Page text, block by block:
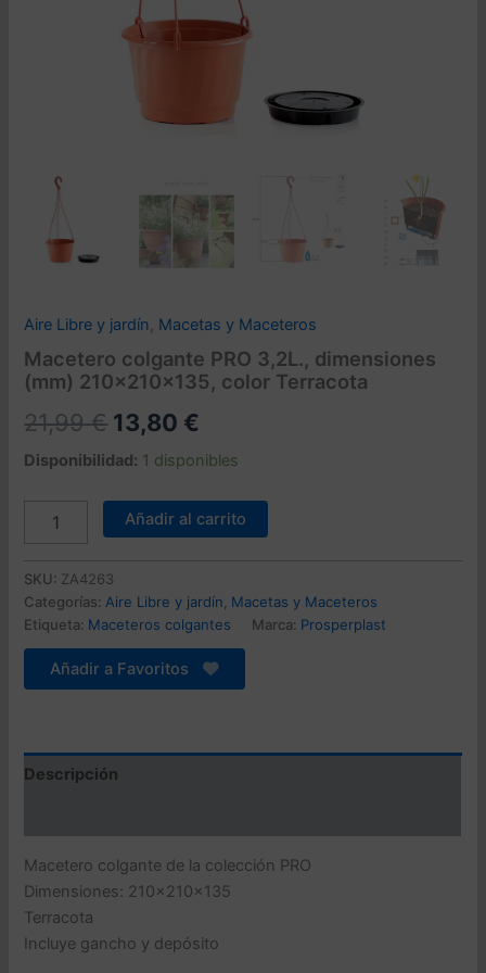
Aire Libre y jardín, Macetas y Maceteros
Macetero colgante PRO 3,2L., dimensiones
(mm) 210x210x135, color Terracota
21,99€ El
precio
original
era:
21,99 €.
13,80 €
precio
actual
es:
Disponibilidad: 1 disponibles
colgante
3,2L.,
dimensiones
(mm)
color
Terracota
Añadir al carrito
SKU: ZA4263
Categorías:Aire Libre y jardín, Macetas y Maceteros
Etiqueta: Maceteros colgantes Marca: Prosperplast
Añadir a Favoritos
Descripción
Macetero colgante de la colección PRO
Dimensiones: 210x210x135
Terracota
Incluye gancho y depósito